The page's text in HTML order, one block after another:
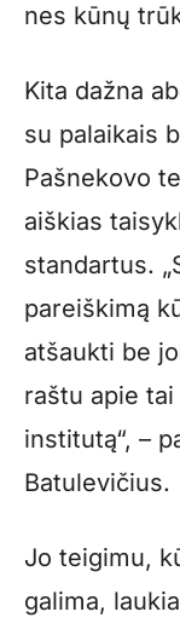
nes kūnų
Kita dažna
su palaikais
Pašnekovo
aiškias
standartus.
pareiškimą
atšaukti be
raštu apie
institutą“, –
Batulevičius.
Jo teigimu,
galima,